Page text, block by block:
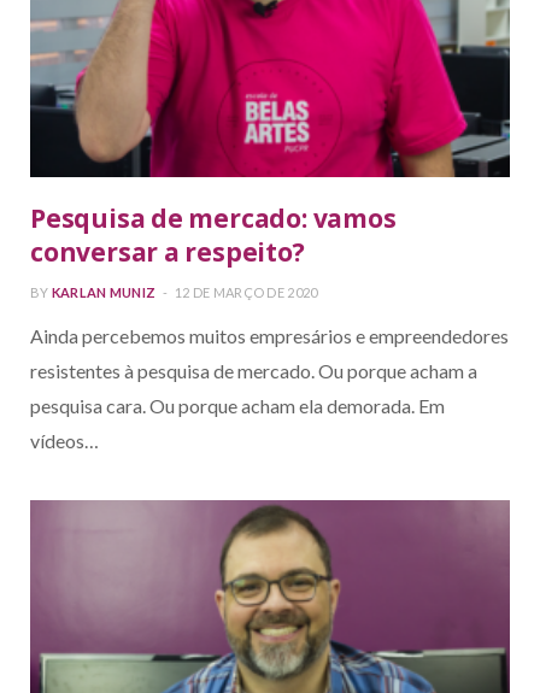
Pesquisa de mercado: vamos
conversar a respeito?
BY KARLAN MUNIZ 12 DE MARÇO DE 2020
Ainda percebemos muitos empresários e empreendedores
resistentes à pesquisa de mercado. Ou porque acham a
pesquisa cara. Ou porque acham ela demorada. Em
vídeos…